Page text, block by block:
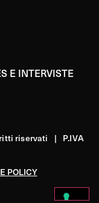
E INTERVISTE
riservati | P.IVA
POLICY